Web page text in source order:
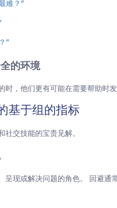
难？”
”
的环境
时，他们更有可能在需要帮助时
基于组的指标
交技能的宝贵见解。
呈现或解决问题的角色。 回避通